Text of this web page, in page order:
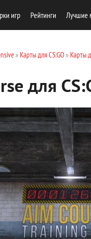
игр Рейтинги Лучшие
» Карты для CS:GO» Карты
для